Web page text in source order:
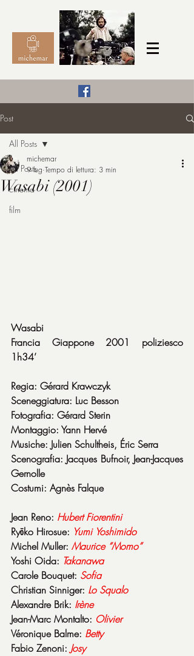
michemar
Post
All Posts
cinema
film
All Posts
Wasabi (2001)
michemar
9 lug Tempo di lettura: 3 min
Wasabi
Francia Giappone 2001 poliziesco
1h34’
Regia: Gérard Krawczyk
Sceneggiatura: Luc Besson
Fotografia: Gérard Sterin
Montaggio: Yann Hervé
Musiche: Julien Schultheis, Éric Serra
Scenografia: Jacques Bufnoir, Jean-Jacques
Gernolle
Costumi: Agnès Falque
Jean Reno: Hubert Fiorentini
Ryōko Hirosue: Yumi Yoshimido
Michel Muller: Maurice “Momo”
Yoshi Oida: Takanawa
Carole Bouquet: Sofia
Christian Sinniger: Lo Squalo
Alexandre Brik: Irène
Jean-Marc Montalto: Olivier
Véronique Balme: Betty
Fabio Zenoni: Josy